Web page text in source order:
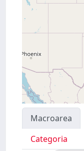
Macroarea
Categoria